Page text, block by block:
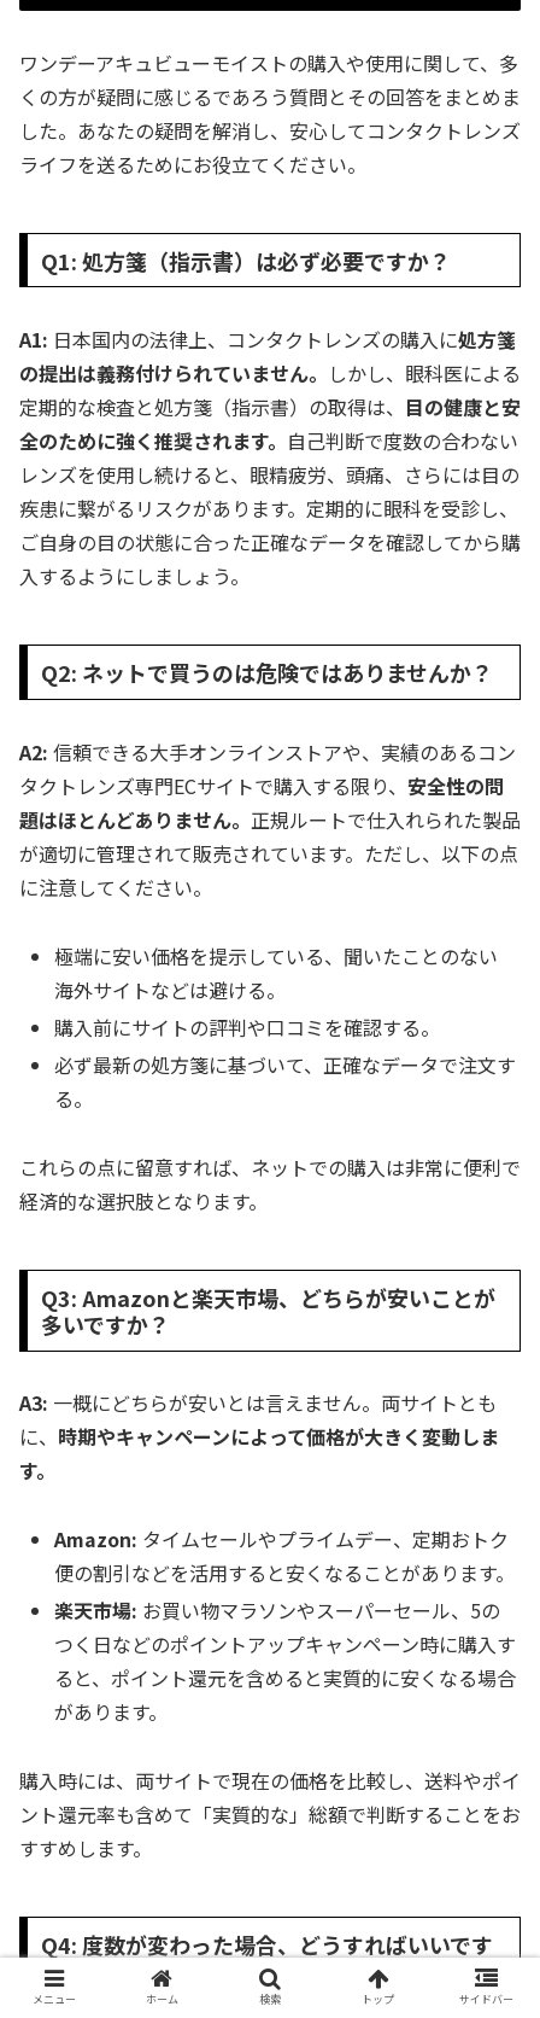
ワンデーアキュビューモイストの購入や使用に関して、多
くの方が疑問に感じるであろう質問とその回答をまとめま
した。あなたの疑問を解消し、安心してコンタクトレンズ
ライフを送るためにお役立てください。
Q1: 処方箋（指示書）は必ず必要ですか？
A1: 日本国内の法律上、コンタクトレンズの購入に処方箋
の提出は義務付けられていません。 しかし、眼科医による
定期的な検査と処方箋（指示書）の取得は、 目の健康と安
全のために強く推奨されます。 自己判断で度数の合わない
レンズを使用し続けると、眼精疲労、頭痛、さらには目の
疾患に繋がるリスクがあります。定期的に眼科を受診し、
ご自身の目の状態に合った正確なデータを確認してから購
入するようにしましょう。
Q2: ネットで買うのは危険ではありませんか？
A2: 信頼できる大手オンラインストアや、実績のあるコン
タクトレンズ専門ECサイトで購入する限り、 安全性の問
題はほとんどありません。 正規ルートで仕入れられた製品
が適切に管理されて販売されています。ただし、以下の点
に注意してください。
極端に安い価格を提示している、聞いたことのない
海外サイトなどは避ける。
購入前にサイトの評判や口コミを確認する。
必ず最新の処方箋に基づいて、正確なデータで注文す
る。
これらの点に留意すれば、ネットでの購入は非常に便利で
経済的な選択肢となります。
Q3: Amazonと楽天市場、どちらが安いことが
多いですか？
A3: 一概にどちらが安いとは言えません。両サイトとも
に、 時期やキャンペーンによって価格が大きく変動しま
す。
Amazon: タイムセールやプライムデー、定期おトク
便の割引などを活用すると安くなることがあります。
楽天市場: お買い物マラソンやスーパーセール、5の
つく日などのポイントアップキャンペーン時に購入す
ると、ポイント還元を含めると実質的に安くなる場合
があります。
購入時には、両サイトで現在の価格を比較し、送料やポイ
ント還元率も含めて「実質的な」総額で判断することをお
すすめします。
Q4: 度数が変わった場合、どうすればいいです
か？
メニュー ホーム 検索 トップ サイドバー